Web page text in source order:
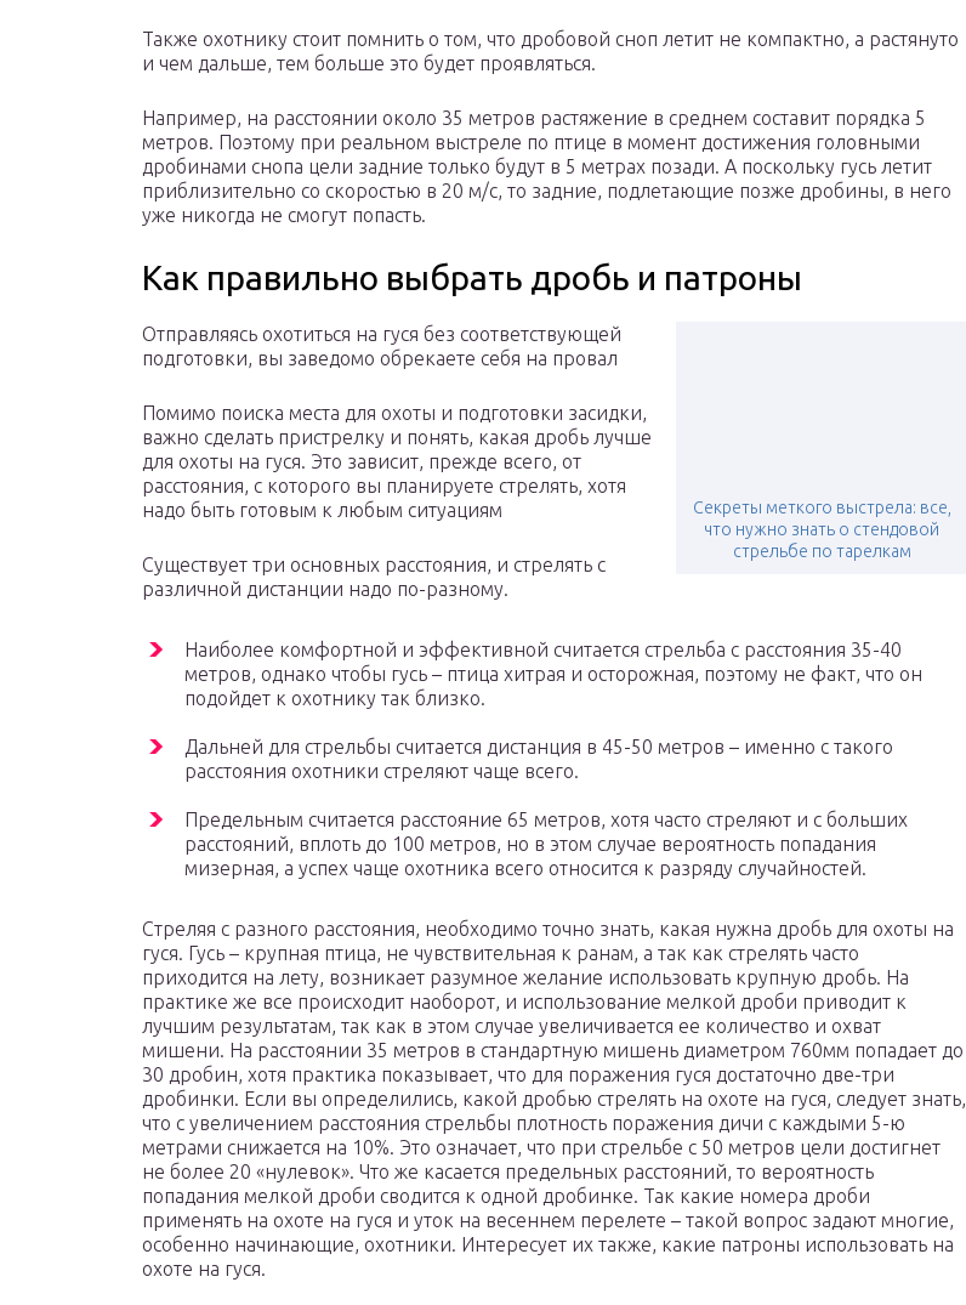
Также охотнику стоит помнить о том, что дробовой сноп летит не компактно, а растянуто
и чем дальше, тем больше это будет проявляться.
Например, на расстоянии около 35 метров растяжение в среднем составит порядка 5
метров. Поэтому при реальном выстреле по птице в момент достижения головными
дробинами снопа цели задние только будут в 5 метрах позади. А поскольку гусь летит
приблизительно со скоростью в 20 м/с, то задние, подлетающие позже дробины, в него
уже никогда не смогут попасть.
Как правильно выбрать дробь и патроны
Секреты меткого выстрела: все,
что нужно знать о стендовой
стрельбе по тарелкам
Отправляясь охотиться на гуся без соответствующей
подготовки, вы заведомо обрекаете себя на провал
Помимо поиска места для охоты и подготовки засидки,
важно сделать пристрелку и понять, какая дробь лучше
для охоты на гуся. Это зависит, прежде всего, от
расстояния, с которого вы планируете стрелять, хотя
надо быть готовым к любым ситуациям
Существует три основных расстояния, и стрелять с
различной дистанции надо по-разному.
Наиболее комфортной и эффективной считается стрельба с расстояния 35-40
метров, однако чтобы гусь – птица хитрая и осторожная, поэтому не факт, что он
подойдет к охотнику так близко.
Дальней для стрельбы считается дистанция в 45-50 метров – именно с такого
расстояния охотники стреляют чаще всего.
Предельным считается расстояние 65 метров, хотя часто стреляют и с больших
расстояний, вплоть до 100 метров, но в этом случае вероятность попадания
мизерная, а успех чаще охотника всего относится к разряду случайностей.
Стреляя с разного расстояния, необходимо точно знать, какая нужна дробь для охоты на
гуся. Гусь – крупная птица, не чувствительная к ранам, а так как стрелять часто
приходится на лету, возникает разумное желание использовать крупную дробь. На
практике же все происходит наоборот, и использование мелкой дроби приводит к
лучшим результатам, так как в этом случае увеличивается ее количество и охват
мишени. На расстоянии 35 метров в стандартную мишень диаметром 760мм попадает до
30 дробин, хотя практика показывает, что для поражения гуся достаточно две-три
дробинки. Если вы определились, какой дробью стрелять на охоте на гуся, следует знать,
что с увеличением расстояния стрельбы плотность поражения дичи с каждыми 5-ю
метрами снижается на 10%. Это означает, что при стрельбе с 50 метров цели достигнет
не более 20 «нулевок». Что же касается предельных расстояний, то вероятность
попадания мелкой дроби сводится к одной дробинке. Так какие номера дроби
применять на охоте на гуся и уток на весеннем перелете – такой вопрос задают многие,
особенно начинающие, охотники. Интересует их также, какие патроны использовать на
охоте на гуся.